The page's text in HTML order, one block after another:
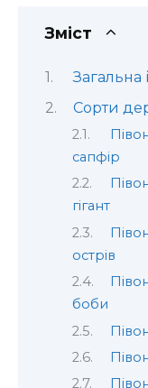
Зміст
Загальна
Сорти
сапфір
гігант
острів
боби